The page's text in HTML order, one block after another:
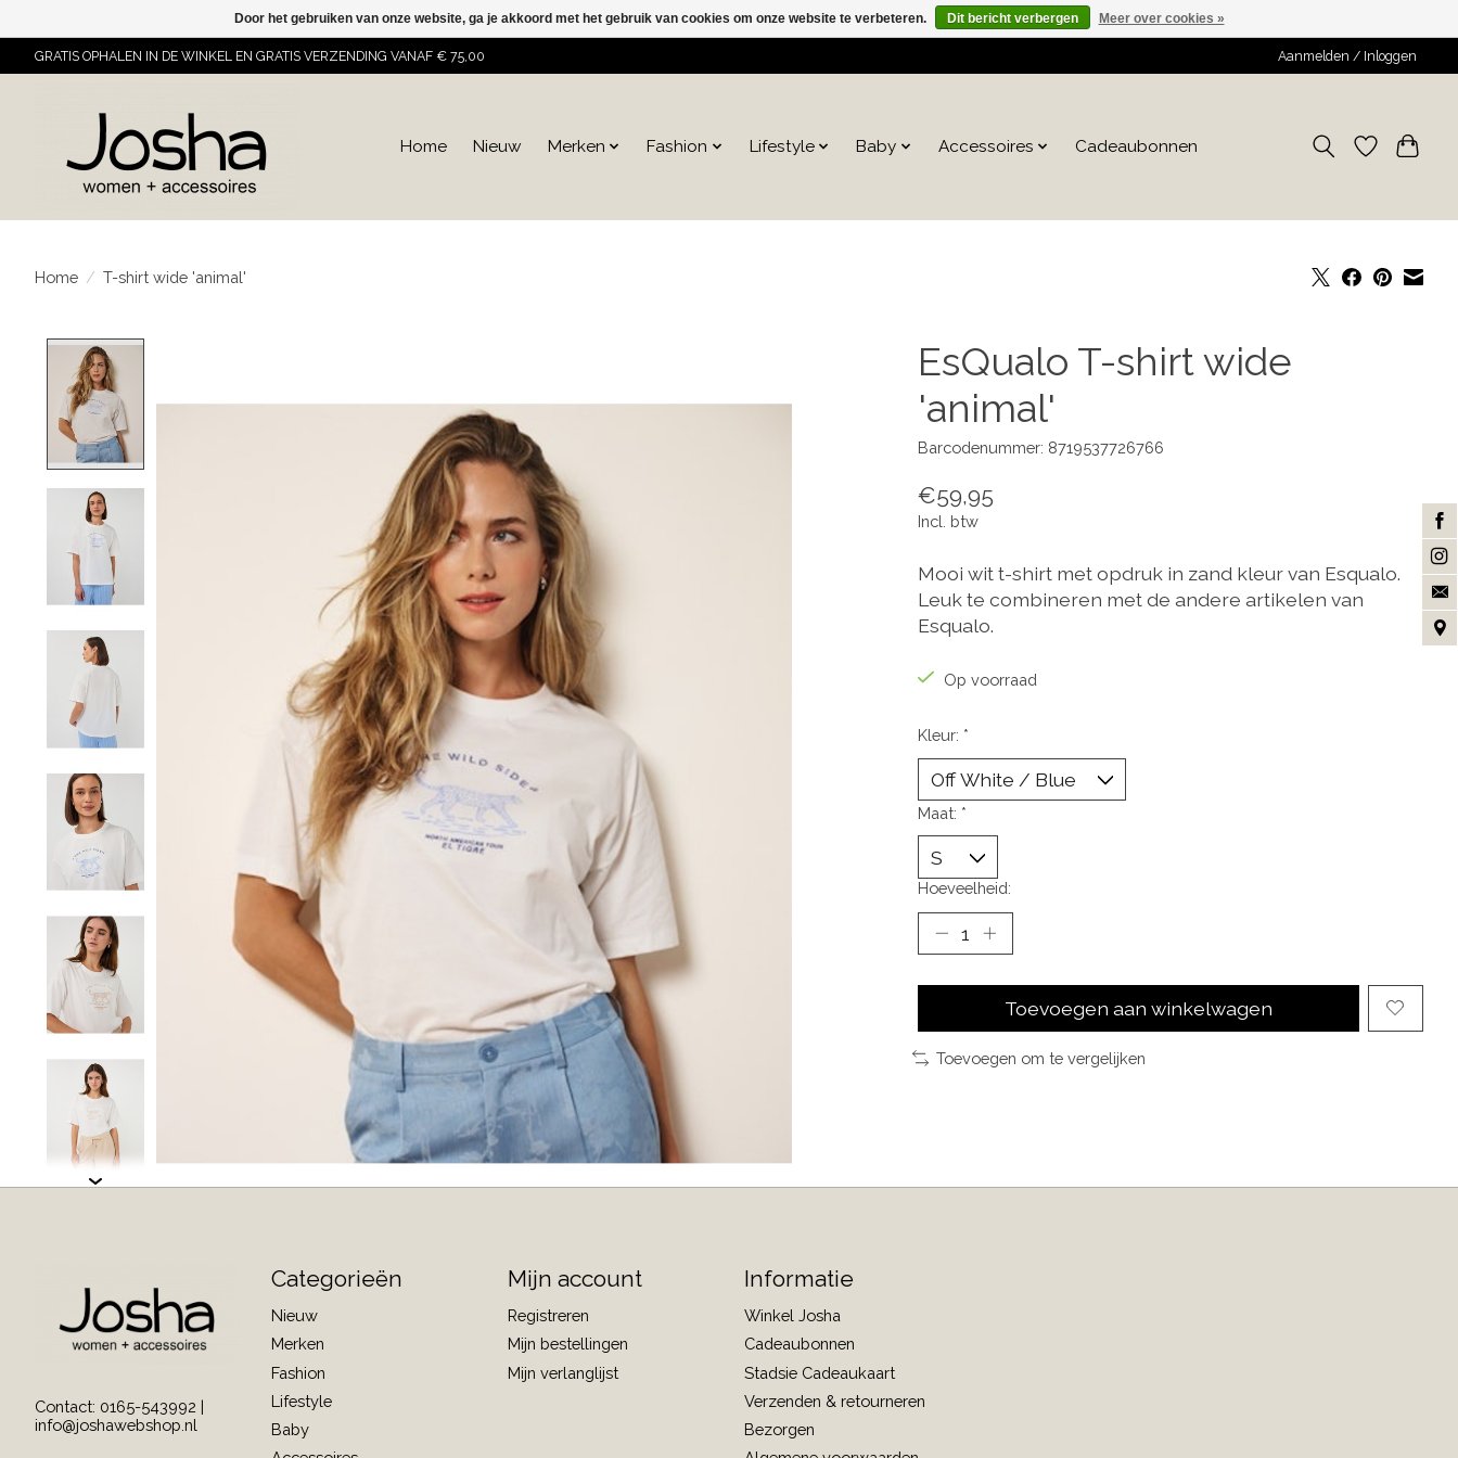
GRATIS OPHALEN IN DE WINKEL EN GRATIS VERZENDING VANAF € 75,00 Aanmelden / Inloggen
Home Nieuw Merken Fashion Lifestyle Baby Accessoires Cadeaubonnen
Home / T-shirt wide 'animal'
EsQualo T-shirt wide
'animal'
Barcodenummer: 8719537726766
€59,95
Incl. btw
Mooi wit t-shirt met opdruk in zand kleur van Esqualo.
Leuk te combineren met de andere artikelen van
Esqualo.
Op voorraad
Kleur: *
Maat: *
Hoeveelheid:
Toevoegen aan winkelwagen
Toevoegen om te vergelijken
Contact: 0165-543992 |
info@joshawebshop.nl
Categorieën
Nieuw
Merken
Fashion
Lifestyle
Baby
Mijn account
Registreren
Mijn bestellingen
Mijn verlanglijst
Informatie
Winkel Josha
Cadeaubonnen
Stadsie Cadeaukaart
Verzenden & retourneren
Bezorgen
Door het gebruiken van onze website, ga je akkoord met het gebruik van cookies om onze website te verbeteren. Dit bericht verbergen Meer over cookies »